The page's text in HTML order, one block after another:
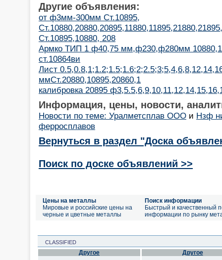
Другие объявления:
от ф3мм-300мм Ст.10895,
Ст.10895,10880, 208
Армко ТИП 1 ф40,75 мм,ф230,ф280мм
ст.10864ви
Лист
ммСт.20880,10895,20860,1
калибровка 20895
Информация, цены, новости,
Новости по теме: Уралметсплав ООО и Нзф
ферросплавов
Вернуться в раздел "Доска
Поиск по доске объявлений >>
Цены на металлы
Мировые и российские цены на
черные и цветные металлы
Поиск информации
Быстрый и качественный
информации по рынку
CLASSIFIED
Другое Другое